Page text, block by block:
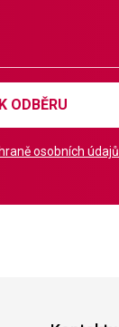
ODBĚRU
osobních údajů.